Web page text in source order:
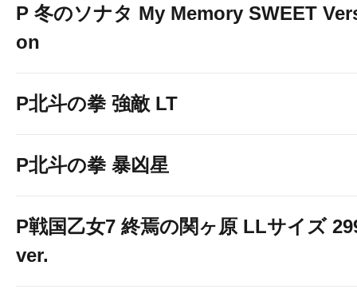
P 冬のソナタ My Memory SWEET
on
P北斗の拳 強敵 LT
P北斗の拳 暴凶星
P戦国乙女7 終焉の関ヶ原 LLサイズ
ver.